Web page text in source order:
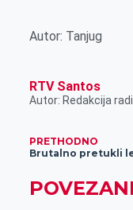
Autor: Tanjug
RTV Santos
Autor: Redakcija
PRETHODNO